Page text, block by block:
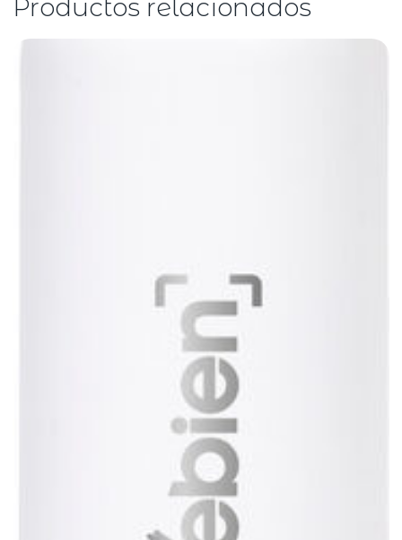
Productos relacionados